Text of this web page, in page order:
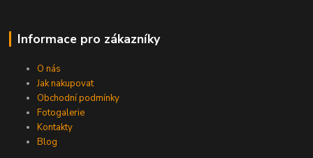
Informace pro zákazníky
O nás
Jak nakupovat
Obchodní podmínky
Fotogalerie
Kontakty
Blog